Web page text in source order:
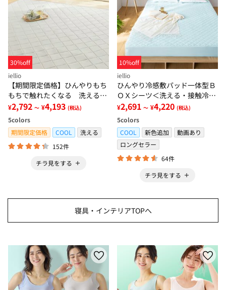
30%off
iellio
【期間限定価格】ひんやりもち
もちで触れたくなる 洗えるラ
グ＜低反発・滑りにくい・接触
冷感・防ダニ・カーペット＞
¥2,792 ～ ¥4,193 (税込)
5colors
期間限定価格
COOL
洗える
152件
チラ見をする
10%off
iellio
ひんやり冷感敷パッド一体型Ｂ
ＯＸシーツ＜洗える・接触冷
感・抗菌防臭・時短・家事楽・
ボックスシーツ・寝苦しさ対策
＞
¥2,691 ～ ¥4,220 (税込)
5colors
COOL
新色追加
動画あり
ロングセラー
64件
チラ見をする
寝具・インテリアTOPへ